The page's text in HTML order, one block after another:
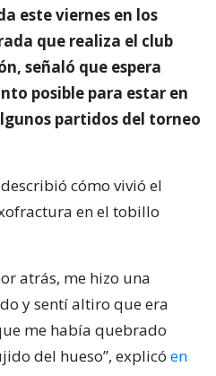
este viernes en los
que realiza el club
señaló que espera
posible para estar en
partidos del torneo
cómo vivió el
en el tobillo
atrás, me hizo una
y sentí altiro que era
me había quebrado
del hueso”, explicó en